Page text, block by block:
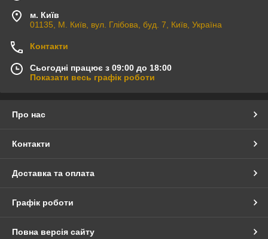
м. Київ
01135, М. Київ, вул. Глібова, буд. 7, Київ, Україна
Контакти
Сьогодні працює з 09:00 до 18:00
Показати весь графік роботи
Про нас
Контакти
Доставка та оплата
Графік роботи
Повна версія сайту